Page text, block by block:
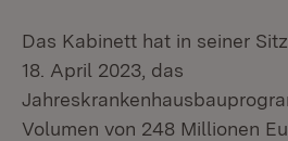
Das Kabinett hat in seiner
18. April 2023, das
Volumen von 248 Millionen